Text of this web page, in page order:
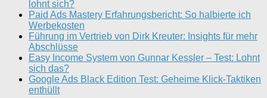
lohnt sich?
Paid Ads Mastery Erfahrungsbericht: So halbierte ich
Werbekosten
Führung im Vertrieb von Dirk Kreuter: Insights für mehr
Abschlüsse
Easy Income System von Gunnar Kessler – Test: Lohnt
sich das?
Google Ads Black Edition Test: Geheime Klick-Taktiken
enthüllt